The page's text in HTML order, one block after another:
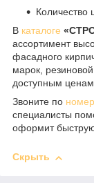
Количество
В каталоге
ассортимент
фасадного
марок,
доступным
Звоните по
специалисты
оформит
Скрыть